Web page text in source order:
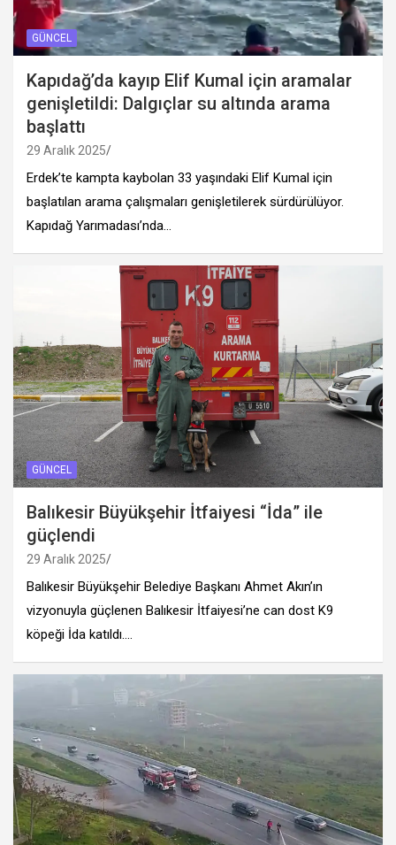
GÜNCEL
Kapıdağ’da kayıp Elif Kumal için aramalar
genişletildi: Dalgıçlar su altında arama
başlattı
29 Aralık 2025
Erdek’te kampta kaybolan 33 yaşındaki Elif Kumal için
başlatılan arama çalışmaları genişletilerek sürdürülüyor.
Kapıdağ Yarımadası’nda…
GÜNCEL
Balıkesir Büyükşehir İtfaiyesi “İda” ile
güçlendi
29 Aralık 2025
Balıkesir Büyükşehir Belediye Başkanı Ahmet Akın’ın
vizyonuyla güçlenen Balıkesir İtfaiyesi’ne can dost K9
köpeği İda katıldı.…